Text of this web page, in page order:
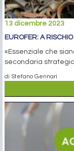
13 dicembre 2023
EUROFER: A
«Essenziale che
secondaria
di Stefano Gennari